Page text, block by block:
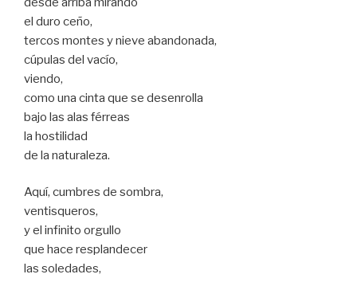
el duro ceño,
tercos montes y nieve abandonada,
cúpulas del vacío,
viendo,
como una cinta que se desenrolla
bajo las alas férreas
la hostilidad
de la naturaleza.
Aquí, cumbres de sombra,
ventisqueros,
y el infinito orgullo
que hace resplandecer
las soledades,